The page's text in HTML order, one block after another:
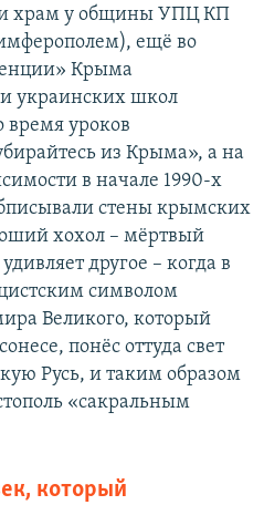
храм у общины УПЦ КП
ещё во
Крыма
украинских школ
время уроков
из Крыма», а на
в начале 1990-х
стены крымских
хохол – мёртвый
другое – когда в
символом
Великого, который
понёс оттуда свет
Русь, и таким образом
«сакральным
который